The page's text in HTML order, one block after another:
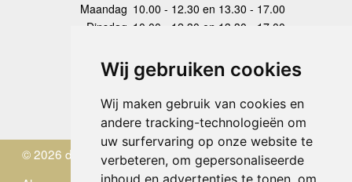
Wij gebruiken cookies
Wij maken gebruik van cookies en
andere tracking-technologieën om
uw surfervaring op onze website te
verbeteren, om gepersonaliseerde
inhoud en advertenties te tonen, om
Maandag 10.00 - 12.30 en 13.30 - 17.00
Dinsdag 10.00 - 12.30 en 13.30 - 17.00
Donderdag
10.00 - 12.30 en 13.30 - 17.00
Vrijdag 10.00 - 12.30 en 13.30 - 17.00
Zaterdag
gesloten
Zondag gesloten
© 2026 de Zwerver